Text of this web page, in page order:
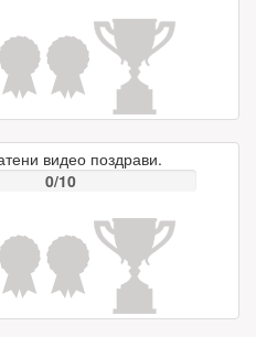
видео поздрави.
0/10